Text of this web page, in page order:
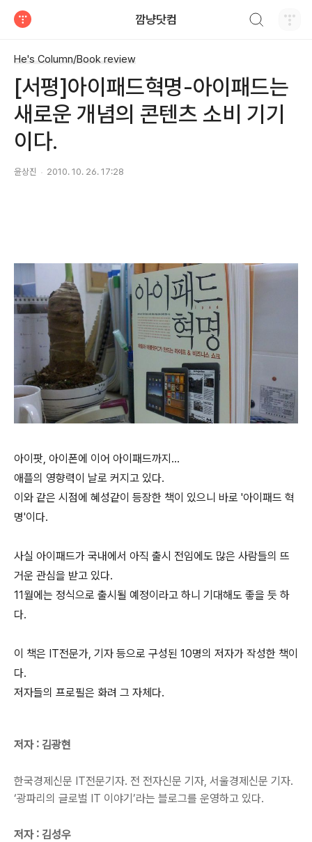
깜냥닷컴
He's Column/Book review
[서평]아이패드혁명-아이패드는
새로운 개념의 콘텐츠 소비 기기
이다.
윤상진 2010. 10. 26. 17:28
아이팟, 아이폰에 이어 아이패드까지...
애플의 영향력이 날로 커지고 있다.
이와 같은 시점에 혜성같이 등장한 책이 있으니 바로 '아이패드 혁
명'이다.
사실 아이패드가 국내에서 아직 출시 전임에도 많은 사람들의 뜨
거운 관심을 받고 있다.
11월에는 정식으로 출시될 예정이라고 하니 기대해도 좋을 듯 하
다.
이 책은 IT전문가, 기자 등으로 구성된 10명의 저자가 작성한 책이
다.
저자들의 프로필은 화려 그 자체다.
저자 : 김광현
한국경제신문 IT전문기자. 전 전자신문 기자, 서울경제신문 기자.
‘광파리의 글로벌 IT 이야기’라는 블로그를 운영하고 있다.
저자 : 김성우